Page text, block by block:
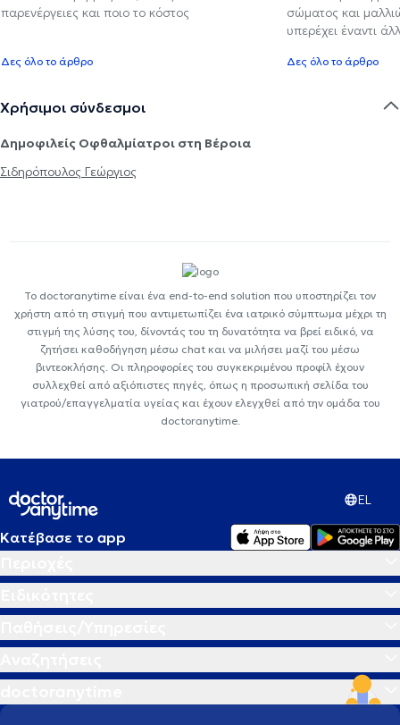
παρενέργειες και ποιο το κόστος
Δες όλο το άρθρο
σώματος και
υπερέχει έναντι
Δες όλο το άρθρο
Χρήσιμοι σύνδεσμοι
Δημοφιλείς Οφθαλμίατροι στη Βέροια
Σιδηρόπουλος Γεώργιος
Το doctoranytime είναι ένα end-to-end solution που υποστηρίζει τον
χρήστη από τη στιγμή που αντιμετωπίζει ένα ιατρικό σύμπτωμα μέχρι τη
στιγμή της λύσης του, δίνοντάς του τη δυνατότητα να βρεί ειδικό, να
ζητήσει καθοδήγηση μέσω chat και να μιλήσει μαζί του μέσω
βιντεοκλήσης. Οι πληροφορίες του συγκεκριμένου προφίλ έχουν
συλλεχθεί από αξιόπιστες πηγές, όπως η προσωπική σελίδα του
γιατρού/επαγγελματία υγείας και έχουν ελεγχθεί από την ομάδα του
doctoranytime.
EL
Κατέβασε το app